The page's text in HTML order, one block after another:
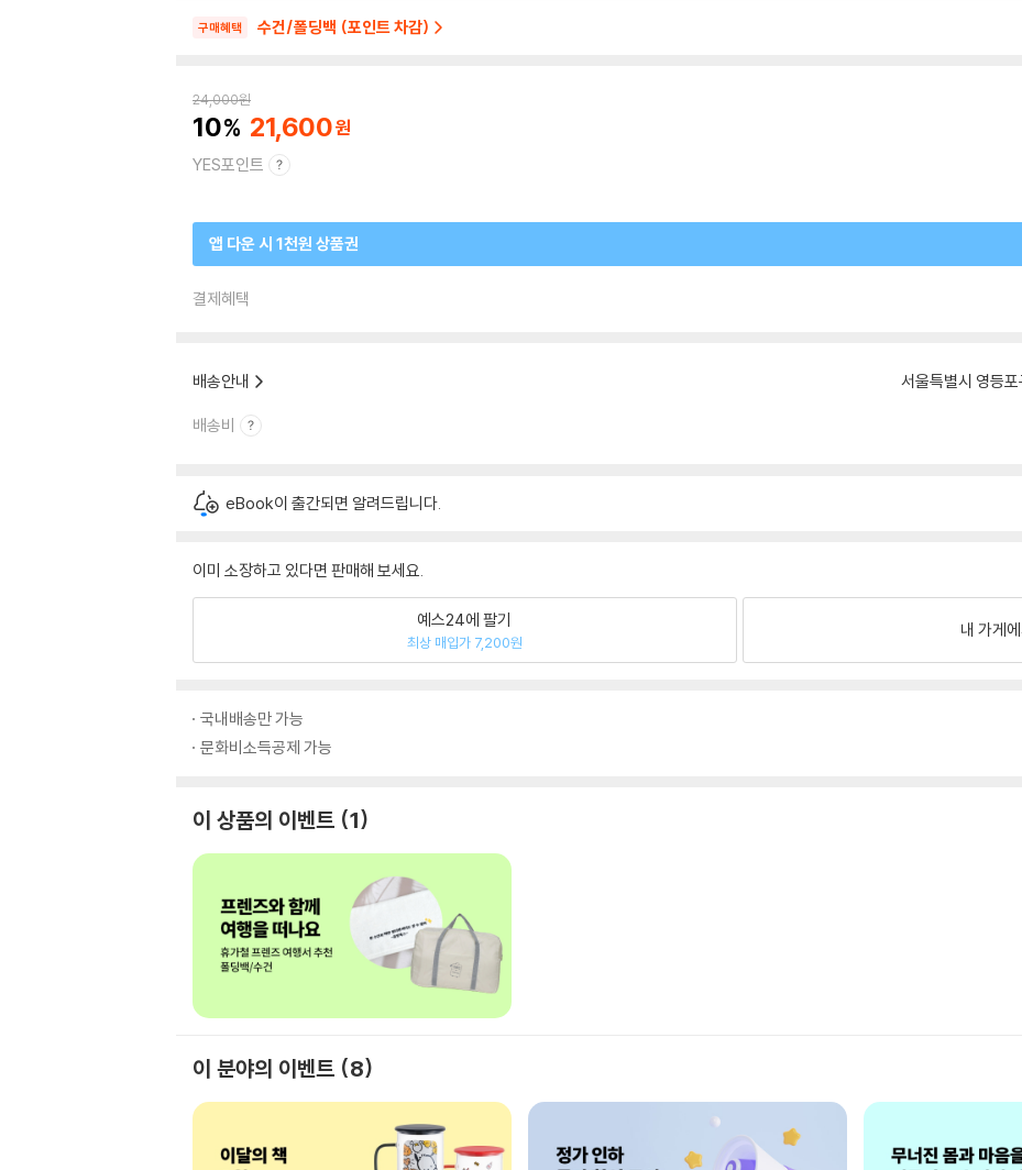
구매혜택 수건/폴딩백 (포인트 차감)
24,000원
10 21,600
YES포인트
앱 다운 시 1천원 상품권
결제혜택
배송안내 서울특별시 영등
배송비
eBook이 출간되면 알려드립니다.
이미 소장하고 있다면 판매해 보세요.
예스24에 팔기
최상 매입가 7,200원
내 가게
국내배송만 가능
문화비소득공제 가능
이 상품의 이벤트 1
이 분야의 이벤트 8